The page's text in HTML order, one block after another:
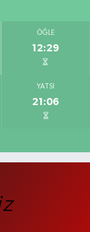
ÖĞLE
12:29
YATSI
21:06